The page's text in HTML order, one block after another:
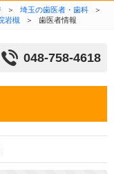
へ移動
＞ 埼玉の歯医者・歯科
＞
岩槻 ＞ 歯医者情報
048-758-4618